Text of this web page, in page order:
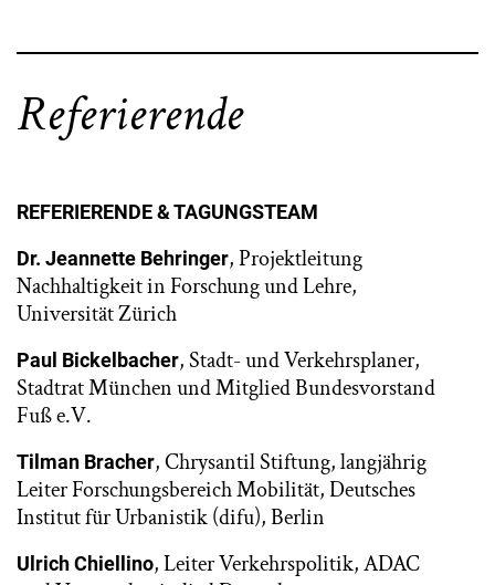
Referierende
REFERIERENDE & TAGUNGSTEAM
Dr. Jeannette Behringer, Projektleitung
Nachhaltigkeit in Forschung und Lehre,
Universität Zürich
Paul Bickelbacher, Stadt- und Verkehrsplaner,
Stadtrat München und Mitglied Bundesvorstand
Fuß e.V.
Tilman Bracher, Chrysantil Stiftung, langjährig
Leiter Forschungsbereich Mobilität, Deutsches
Institut für Urbanistik (difu), Berlin
Ulrich Chiellino, Leiter Verkehrspolitik, ADAC